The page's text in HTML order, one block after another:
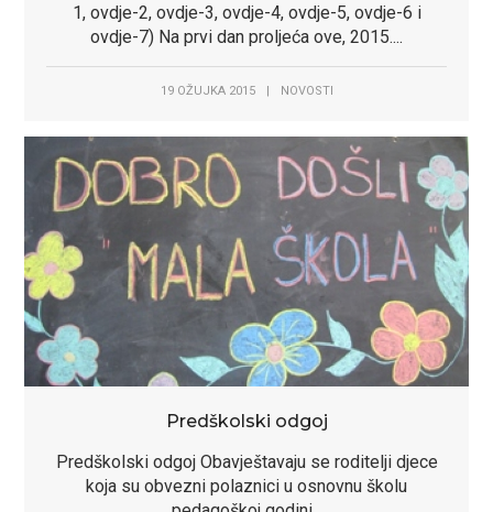
1, ovdje-2, ovdje-3, ovdje-4, ovdje-5, ovdje-6 i
ovdje-7) Na prvi dan proljeća ove, 2015....
19 OŽUJKA 2015 | NOVOSTI
Predškolski odgoj
Predškolski odgoj Obavještavaju se roditelji djece
koja su obvezni polaznici u osnovnu školu